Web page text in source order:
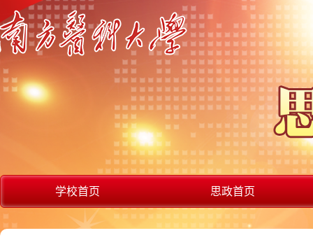
学校首页 思政首页